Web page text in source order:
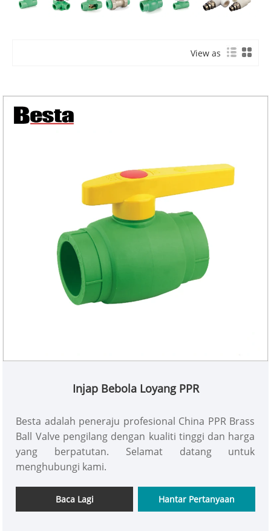
View as
Injap Bebola Loyang PPR
Besta adalah peneraju profesional China PPR Brass
Ball Valve pengilang dengan kualiti tinggi dan harga
yang berpatutan. Selamat datang untuk
menghubungi kami.
Baca Lagi Hantar Pertanyaan